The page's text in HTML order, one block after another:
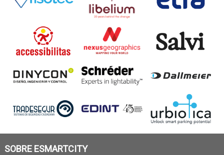
SOBRE ESMARTCITY